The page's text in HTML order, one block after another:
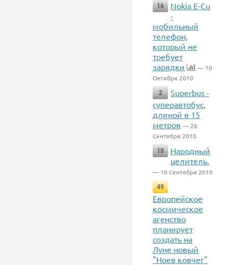
16
Nokia E-Cu
-
мобильный
телефон,
который не
требует
зарядки
— 10
Октября 2010
2
Superbus -
cуперавтобус,
длиной в 15
метров — 26
Сентября 2010
10
Народный
целитель.
— 10 Сентября 2010
49
Европейское
космическое
агенство
планирует
создать на
Луне новый
"Ноев ковчег"